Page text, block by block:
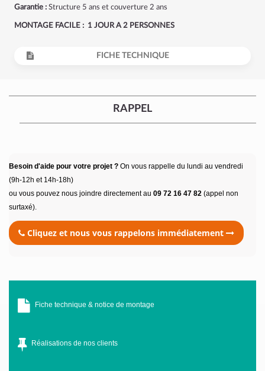
Garantie : Structure 5 ans et couverture 2 ans
MONTAGE FACILE : 1 JOUR A 2 PERSONNES
FICHE TECHNIQUE
RAPPEL
Besoin d'aide pour votre projet ? On vous rappelle du lundi au vendredi
(9h-12h et 14h-18h)
ou vous pouvez nous joindre directement au 09 72 16 47 82 (appel non
surtaxé).
Cliquez et nous vous rappelons immédiatement
Fiche technique & notice de montage
Réalisations de nos clients